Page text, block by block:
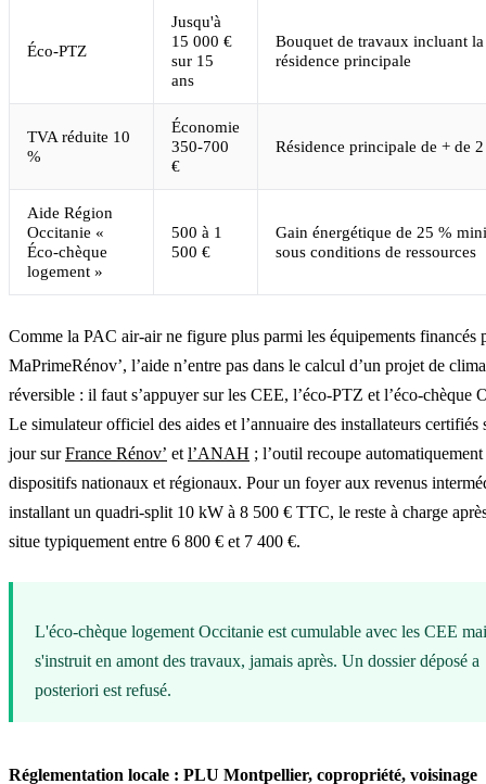
Éco-PTZ
Jusqu'à
15 000 €
sur 15
ans
Bouquet de travaux incluant
résidence principale
TVA réduite 10
%
Économie
350-700
€
Résidence principale de + de 2
Aide Région
Occitanie «
Éco-chèque
logement »
500 à 1
500 €
Gain énergétique de 25 %
sous conditions de ressources
Comme la PAC air-air ne figure plus parmi les équipements financés
MaPrimeRénov’, l’aide n’entre pas dans le calcul d’un projet de
réversible : il faut s’appuyer sur les CEE, l’éco-PTZ et l’éco-chèque
Le simulateur officiel des aides et l’annuaire des installateurs certifiés
jour surFrance Rénov’ et l’ANAH ; l’outil recoupe automatiquement
dispositifs nationaux et régionaux. Pour un foyer aux revenus
installant un quadri-split 10 kW à 8 500 € TTC, le reste à charge
situe typiquement entre 6 800 € et 7 400 €.
L'éco-chèque logement Occitanie est cumulable avec les CEE
s'instruit en amont des travaux, jamais après. Un dossier déposé a
posteriori est refusé.
Réglementation locale : PLU Montpellier, copropriété, voisinage